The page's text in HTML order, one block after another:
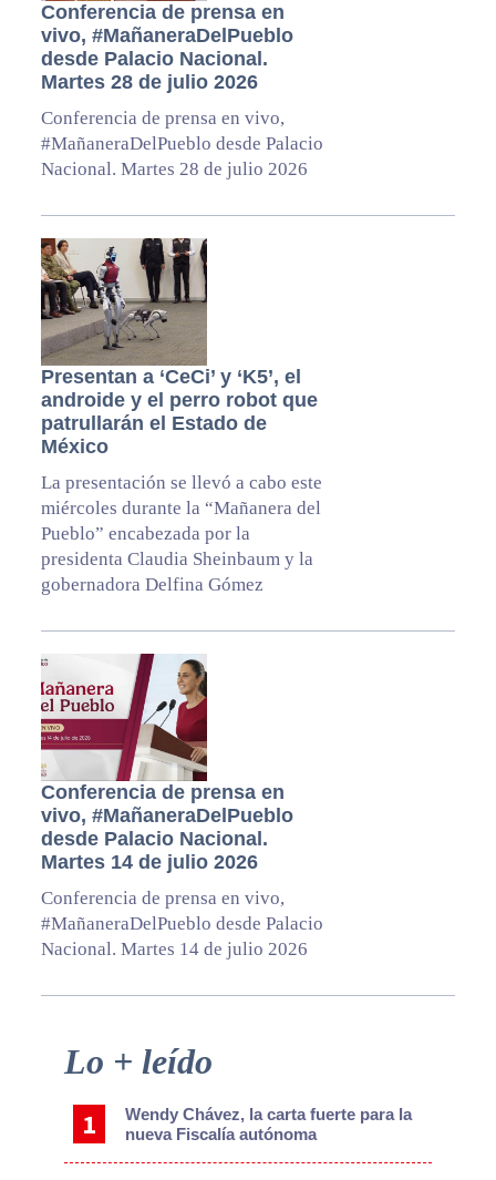
Conferencia de prensa en
vivo, #MañaneraDelPueblo
desde Palacio Nacional.
Martes 28 de julio 2026
Conferencia de prensa en vivo,
#MañaneraDelPueblo desde Palacio
Nacional. Martes 28 de julio 2026
Presentan a ‘CeCi’ y ‘K5’, el
androide y el perro robot que
patrullarán el Estado de
México
La presentación se llevó a cabo este
miércoles durante la “Mañanera del
Pueblo” encabezada por la
presidenta Claudia Sheinbaum y la
gobernadora Delfina Gómez
Conferencia de prensa en
vivo, #MañaneraDelPueblo
desde Palacio Nacional.
Martes 14 de julio 2026
Conferencia de prensa en vivo,
#MañaneraDelPueblo desde Palacio
Nacional. Martes 14 de julio 2026
Primary
Lo + leído
Wendy Chávez, la carta fuerte para la
nueva Fiscalía autónoma